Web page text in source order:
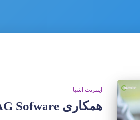
اینترنت اشیا
همکاری AG Sofware و EUROTECH